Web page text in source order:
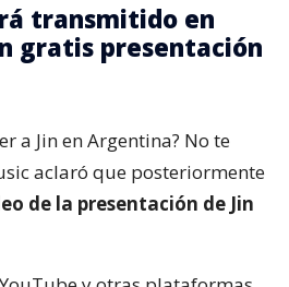
transmitido en
gratis presentación
a Jin en Argentina? No te
aclaró que posteriormente
de la presentación de Jin